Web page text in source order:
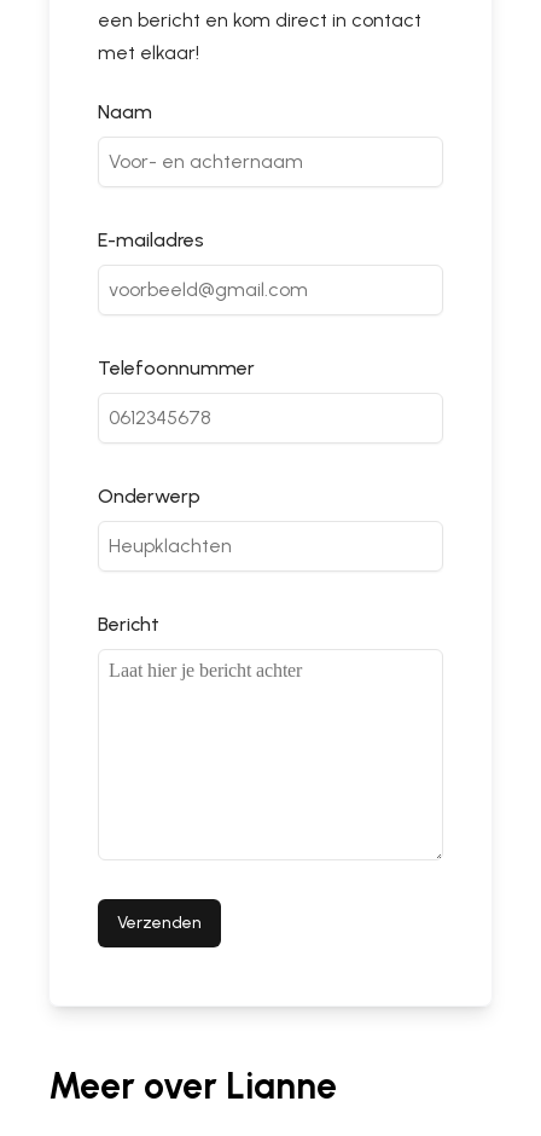
een bericht en kom direct in contact
met elkaar!
Naam
E-mailadres
Telefoonnummer
Onderwerp
Bericht
Verzenden
Meer over Lianne